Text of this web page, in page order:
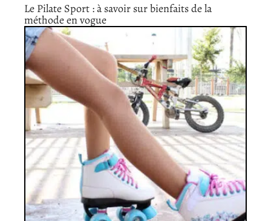
Le Pilate Sport : à savoir sur bienfaits de la
méthode en vogue